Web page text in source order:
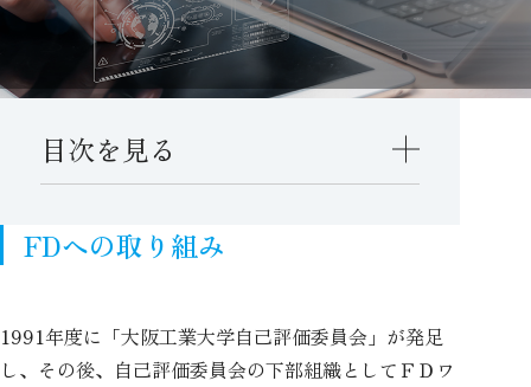
目次を見る
FDへの取り組み
1991年度に「大阪工業大学自己評価委員会」が発足
し、その後、自己評価委員会の下部組織としてＦＤワ